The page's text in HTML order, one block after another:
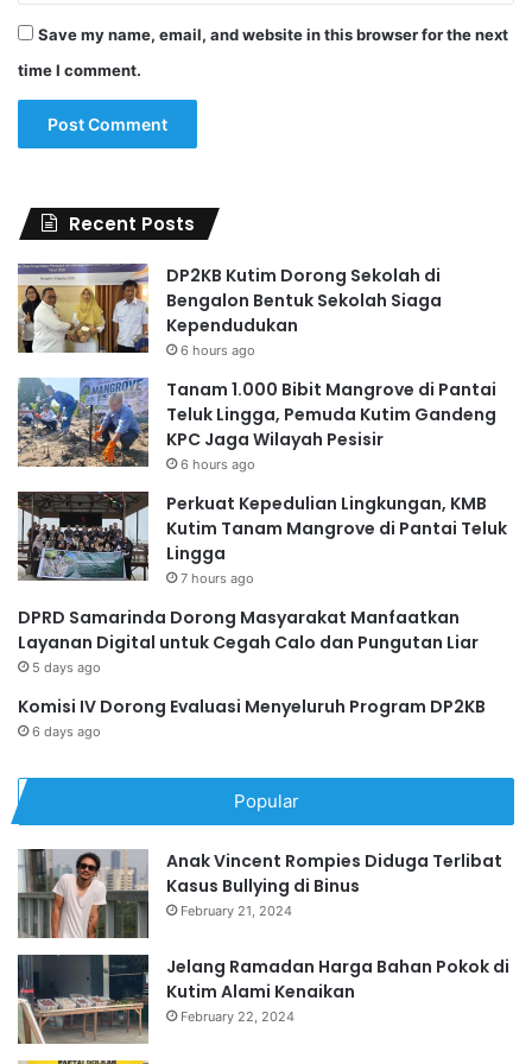
Save my name, email, and website in this browser for the next
time I comment.
Recent Posts
DP2KB Kutim Dorong Sekolah di
Bengalon Bentuk Sekolah Siaga
Kependudukan
6 hours ago
Tanam 1.000 Bibit Mangrove di Pantai
Teluk Lingga, Pemuda Kutim Gandeng
KPC Jaga Wilayah Pesisir
6 hours ago
Perkuat Kepedulian Lingkungan, KMB
Kutim Tanam Mangrove di Pantai Teluk
Lingga
7 hours ago
DPRD Samarinda Dorong Masyarakat Manfaatkan
Layanan Digital untuk Cegah Calo dan Pungutan Liar
5 days ago
Komisi IV Dorong Evaluasi Menyeluruh Program DP2KB
6 days ago
Popular
Anak Vincent Rompies Diduga Terlibat
Kasus Bullying di Binus
February 21, 2024
Jelang Ramadan Harga Bahan Pokok di
Kutim Alami Kenaikan
February 22, 2024